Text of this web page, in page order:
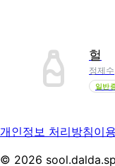
헐
정제
일반
개인정보 처리방침이
© 2026